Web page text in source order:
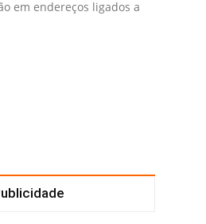
em endereços ligados a